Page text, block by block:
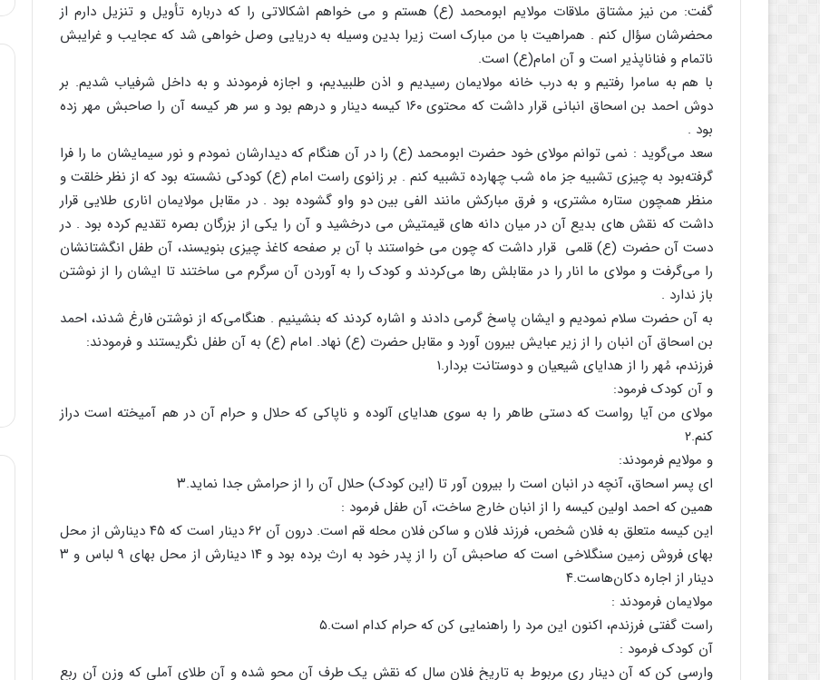
گفت: من نیز مشتاق ملاقات مولایم ابومحمد (ع) هستم و می خواهم اشکالاتی را که درباره تأویل و تنزیل دارم از
محضرشان سؤال کنم . همراهیت با من مبارک است زیرا بدین وسیله به دریایی وصل خواهی شد که عجایب و غرایبش
ناتمام و فناناپذیر است و آن امام‌(ع) است.
با هم به سامرا رفتیم و به درب خانه مولایمان رسیدیم و اذن طلبیدیم، و اجازه فرمودند و به داخل شرفیاب شدیم. بر
دوش احمد بن اسحاق انبانی قرار داشت که محتوی ۱۶۰ کیسه دینار و درهم بود و سر هر کیسه آن را صاحبش مهر زده
بود .
سعد می‌گوید : نمی توانم مولای خود حضرت ابومحمد (ع) را در آن هنگام که دیدارشان نمودم و نور سیمایشان ما را فرا
گرفته‌بود به چیزی تشبیه جز ماه شب چهارده تشبیه کنم . بر زانوی راست امام (ع) کودکی نشسته بود که از نظر خلقت و
منظر همچون ستاره مشتری، و فرق مبارکش مانند الفی بین دو واو گشوده بود . در مقابل مولایمان اناری طلایی قرار
داشت که نقش های بدیع آن در میان دانه های قیمتیش می درخشید و آن را یکی از بزرگان بصره تقدیم کرده بود . در
دست آن حضرت (ع) قلمی قرار داشت که چون می خواستند با آن بر صفحه کاغذ چیزی بنویسند، آن طفل انگشتانشان
را می‌گرفت و مولای ما انار را در مقابلش رها می‌کردند و کودک را به آوردن آن سرگرم می ساختند تا ایشان را از نوشتن
باز ندارد .
به آن حضرت سلام نمودیم و ایشان پاسخ گرمی دادند و اشاره کردند که بنشینیم . هنگامی‌که از نوشتن فارغ شدند، احمد
بن اسحاق آن انبان را از زیر عبایش بیرون آورد و مقابل حضرت (ع) نهاد. امام (ع) به آن طفل نگریستند و فرمودند:
فرزندم، مُهر را از هدایای شیعیان و دوستانت بردار.۱
و آن کودک فرمود:
مولای من آیا رواست که دستی طاهر را به سوی هدایای آلوده و ناپاکی که حلال و حرام آن در هم آمیخته است دراز
کنم.۲
و مولایم فرمودند:
ای پسر اسحاق، آنچه در انبان است را بیرون آور تا (این کودک) حلال آن را از حرامش جدا نماید.۳
همین که احمد اولین کیسه را از انبان خارج ساخت، آن طفل فرمود :
این کیسه متعلق به فلان شخص، فرزند فلان و ساکن فلان محله قم است. درون آن ۶۲ دینار است که ۴۵ دینارش از محل
بهای فروش زمین سنگلاخی است که صاحبش آن را از پدر خود به ارث برده بود و ۱۴ دینارش از محل بهای ۹ لباس و ۳
دینار از اجاره دکان‌هاست.۴
مولایمان فرمودند :
راست گفتی فرزندم، اکنون این مرد را راهنمایی کن که حرام کدام است.۵
آن کودک فرمود :
وارسی کن که آن دینار ری مربوط به تاریخ فلان سال که نقش یک طرف آن محو شده و آن طلای آملی که وزن آن ربع